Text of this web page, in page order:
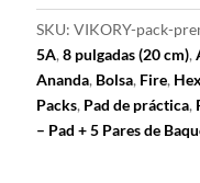
pares
de
5A
Stylish
Drumsticks
pack:
SKU:VIKORY-pack-
5A,8 pulgadas (20 cm),
Ananda, Bolsa, Fire,
Packs, Pad de práctica,
– Pad + 5 Pares de